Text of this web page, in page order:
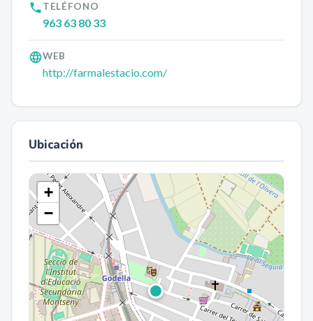
TELÉFONO
963 63 80 33
WEB
http://farmalestacio.com/
Ubicación
+
−